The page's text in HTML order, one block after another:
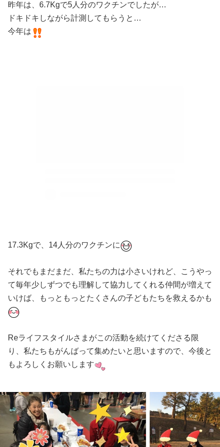
昨年は、6.7Kgで5人分のワクチンでしたが…
ドキドキしながら計測してもらうと…
今年は
17.3Kgで、14人分のワクチンに
それでもまだまだ、私たちの力は小さいけれど、こうやっ
て毎年少しずつでも理解して協力してくれる仲間が増えて
いけば、もっともっとたくさんの子どもたちを救えるかも
Reライフスタイルさまがこの活動を続けてくださる限
り、私たちもがんばって集めたいと思いますので、今後と
もよろしくお願いします